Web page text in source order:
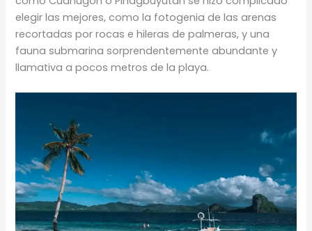
elegir las mejores, como la fotogenia de las arenas
recortadas por rocas e hileras de palmeras, y una
fauna submarina sorprendentemente abundante y
llamativa a pocos metros de la playa.